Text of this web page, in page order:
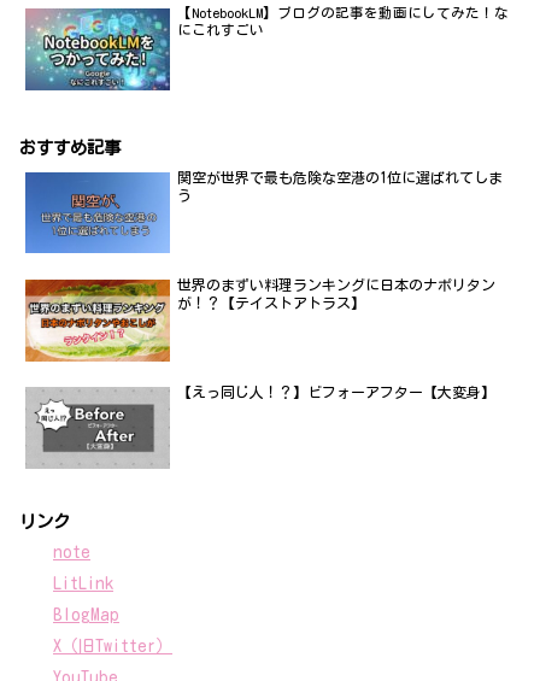
【NotebookLM】ブログの記事を動画にしてみた！な
にこれすごい
おすすめ記事
関空が世界で最も危険な空港の1位に選ばれてしま
う
世界のまずい料理ランキングに日本のナポリタン
が！？【テイストアトラス】
【えっ同じ人！？】ビフォーアフター【大変身】
リンク
note
LitLink
BlogMap
X（旧Twitter）